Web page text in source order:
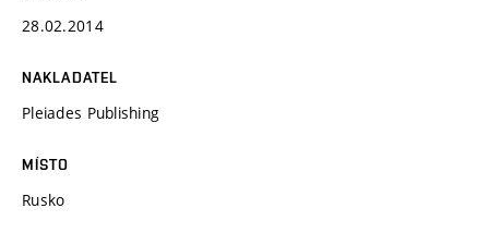
28.02.2014
NAKLADATEL
Pleiades Publishing
MÍSTO
Rusko